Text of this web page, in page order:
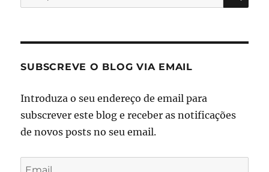
por:
SUBSCREVE O BLOG VIA EMAIL
Introduza o seu endereço de email para
subscrever este blog e receber as notificações
de novos posts no seu email.
Email